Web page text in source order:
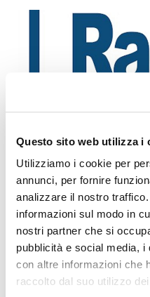
Questo sito web utilizza i
Utilizziamo i cookie per
annunci, per fornire
analizzare il nostro
informazioni sul modo in
nostri partner che si
pubblicità e social media, i
con altre informazioni che
raccolto dal suo utilizzo
CAPUA: ALBERO CADUTO
Leggi l'articolo